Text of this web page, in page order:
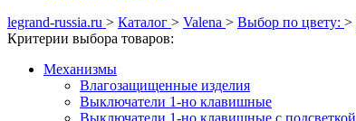
legrand-russia.ru > Каталог > Valena > Выбор по цвету: >
Критерии выбора товаров:
Механизмы
Влагозащищенные изделия
Выключатели 1-но клавишные
Выключатели 1-но клавишные с подсветкой